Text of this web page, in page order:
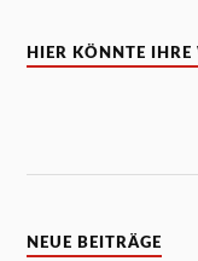
HIER KÖNNTE IHRE
NEUE BEITRÄGE